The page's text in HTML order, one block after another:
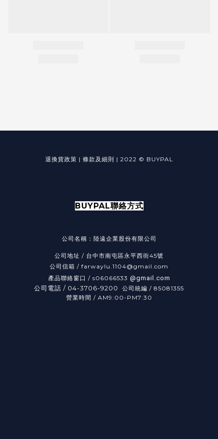
退換貨政策 | 條款及細則 | 2022 © BUYPAL
BUYPAL聯絡方式
公司名稱：陸遠企業股份有限公司
公司地址 / 台中市南屯區永平西街45號
公司信箱 / farwaylu.1104@gmail.com
產品聯絡窗口 / s06066533 @gmail.com
公司電話 / 04-3706-9200 公司統編 / 85081355
營業時間 / AM9:00-PM7:30